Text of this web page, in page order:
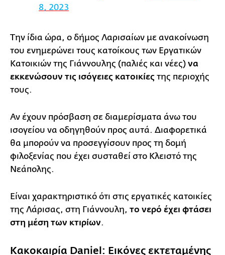
8, 2023
Την ίδια ώρα, ο δήμος Λαρισαίων με ανακοίνωση
του ενημερώνει τους κατοίκους των Εργατικών
Κατοικιών της Γιάννουλης (παλιές και νέες) να
εκκενώσουν τις ισόγειες κατοικίες της περιοχής
τους.
Αν έχουν πρόσβαση σε διαμερίσματα άνω του
ισογείου να οδηγηθούν προς αυτά. Διαφορετικά
θα μπορούν να προσεγγίσουν προς τη δομή
φιλοξενίας που έχει συσταθεί στο Κλειστό της
Νεάπολης.
Είναι χαρακτηριστικό ότι στις εργατικές κατοικίες
της Λάρισας, στη Γιάννουλη, το νερό έχει φτάσει
στη μέση των κτιρίων.
Κακοκαιρία Daniel: Εικόνες εκτεταμένης